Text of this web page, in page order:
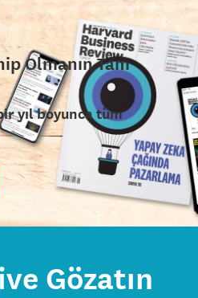
Olmanın Tam
yıl boyunca tüm
Gözatın